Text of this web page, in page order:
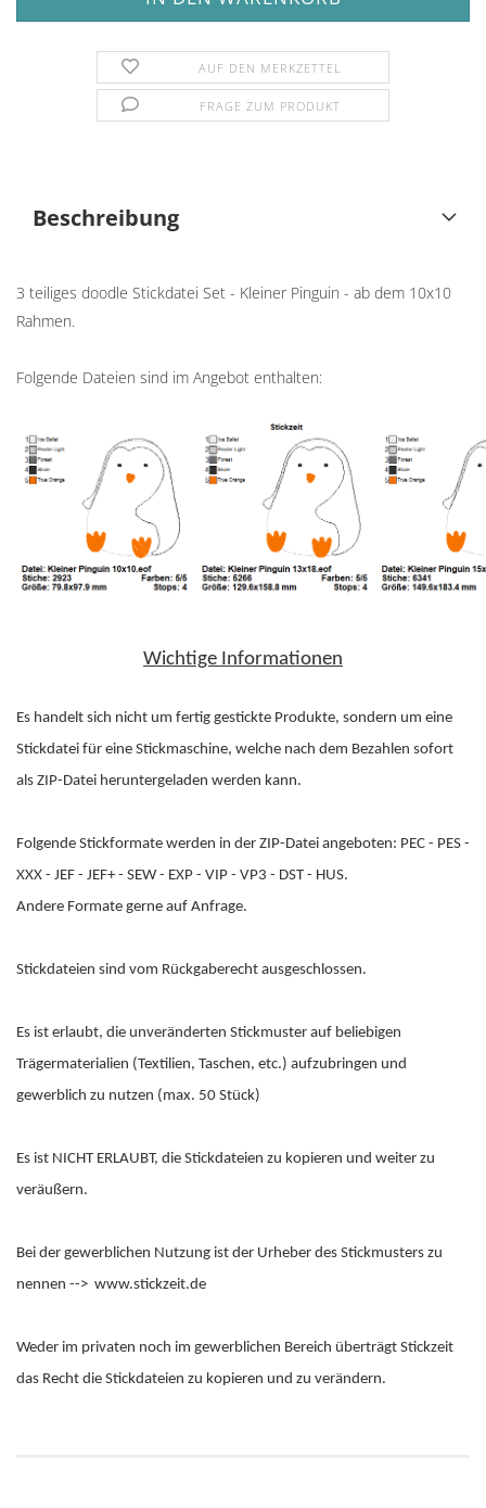
AUF DEN MERKZETTEL
FRAGE ZUM PRODUKT
Beschreibung
3 teiliges doodle Stickdatei Set - Kleiner Pinguin - ab dem 10x10
Rahmen.
Folgende Dateien sind im Angebot enthalten:
Wichtige Informationen
Es handelt sich nicht um fertig gestickte Produkte, sondern um eine
Stickdatei für eine Stickmaschine, welche nach dem Bezahlen sofort
als ZIP-Datei heruntergeladen werden kann.
Folgende Stickformate werden in der ZIP-Datei angeboten: PEC - PES -
XXX - JEF - JEF+ - SEW - EXP - VIP - VP3 - DST - HUS.
Andere Formate gerne auf Anfrage.
Stickdateien sind vom Rückgaberecht ausgeschlossen.
Es ist erlaubt, die unveränderten Stickmuster auf beliebigen
Trägermaterialien (Textilien, Taschen, etc.) aufzubringen und
gewerblich zu nutzen (max. 50 Stück)
Es ist NICHT ERLAUBT, die Stickdateien zu kopieren und weiter zu
veräußern.
Bei der gewerblichen Nutzung ist der Urheber des Stickmusters zu
nennen --> www.stickzeit.de
Weder im privaten noch im gewerblichen Bereich überträgt Stickzeit
das Recht die Stickdateien zu kopieren und zu verändern.